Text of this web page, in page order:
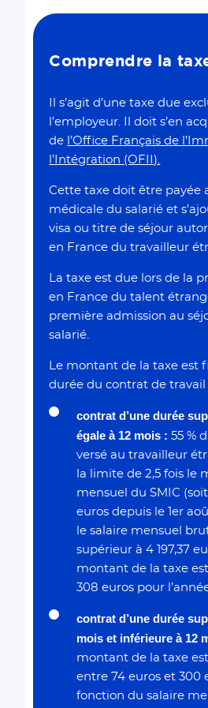
Comprendre la
Il s’agit d’une taxe due
l’employeur. Il doit s’en
de l’Office Français de
l’Intégration (OFII).
Cette taxe doit être payée
médicale du salarié et
visa ou titre de séjour
en France du travailleur
La taxe est due lors de la
en France du talent
première admission au
salarié.
Le montant de la taxe est
durée du contrat de travail
contrat d’une durée
égale à 12 mois : 55 %
versé au travailleur
la limite de 2,5 fois le
mensuel du SMIC (soit
euros depuis le 1er
le salaire mensuel
supérieur à 4 197,37
montant de la taxe
308 euros pour
contrat d’une durée
mois et inférieure à 12
montant de la taxe
entre 74 euros et 300
fonction du salaire